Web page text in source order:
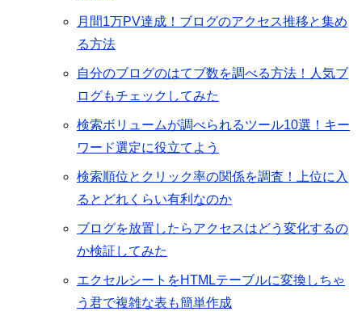
月間1万PV達成！ブログのアクセス推移と集め
る方法
自分のブログのはてブ数を調べる方法！人気ブ
ログもチェックしてみた
検索ボリュームが調べられるツール10選！キー
ワード選定に役立てよう
検索順位とクリック率の関係を調査！上位に入
るとどれくらい有利なのか
ブログを放置したらアクセスはどう変化するの
か検証してみた
エクセルシートをHTMLテーブルに変換しちゃ
う君で複雑な表も簡単作成